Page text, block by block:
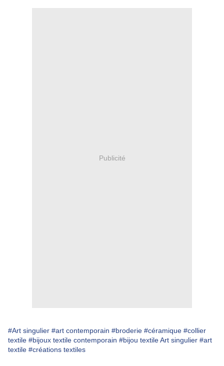
Publicité
#Art singulier #art contemporain #broderie #céramique #collier
textile #bijoux textile contemporain #bijou textile Art singulier #art
textile #créations textiles